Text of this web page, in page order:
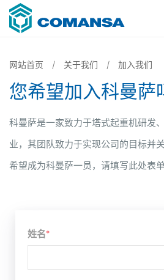
网站首页 关于我们 加入我们
您希望加入科曼萨
科曼萨是一家致力于塔式起重机研发
业，其团队致力于实现公司的目标并
希望成为科曼萨一员，请填写此处表单
姓名*